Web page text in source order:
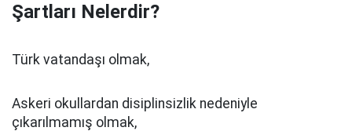
Şartları Nelerdir?
Türk vatandaşı olmak,
Askeri okullardan disiplinsizlik nedeniyle
çıkarılmamış olmak,